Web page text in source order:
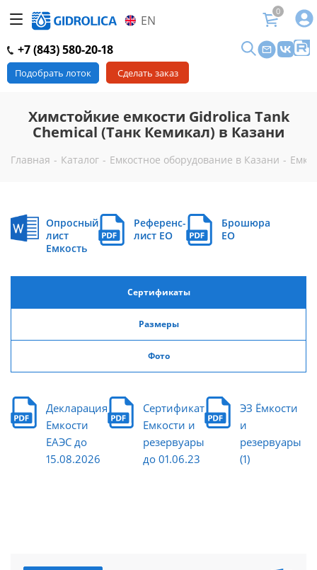
EN
0
+7 (843) 580-20-18
Подобрать лоток Сделать заказ
Химстойкие емкости Gidrolica Tank
Chemical (Танк Кемикал) в Казани
Главная - Каталог - Емкостное оборудование в Казани -
Опросный
лист
Емкость
Референс-
лист EO
Брошюра
EO
Сертификаты
Размеры
Фото
Декларация
Емкости
ЕАЭС до
15.08.2026
Сертификат
Емкости и
резервуары
до 01.06.23
ЭЗ Ёмкости
и
резервуары
(1)